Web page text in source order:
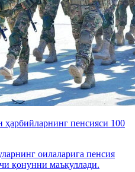
ҳарбийларнинг пенсияси 100
оилаларига пенсия
қонунни маъқуллади.